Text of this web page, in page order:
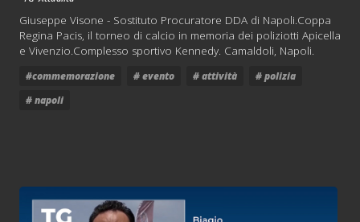
Giuseppe Visone - Sostituto Procuratore DDA di Napoli.Coppa
Regina Pacis, il torneo di calcio in memoria dei poliziotti Apicella
e Vivenzio.Complesso sportivo Kennedy. Camaldoli, Napoli.
#commemorazione # evento # attività
# polizia
# napoli